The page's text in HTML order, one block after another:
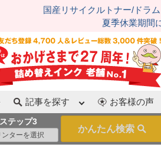
国産リサイクルトナー/ドラ
夏季休業期間
記事を探す お客様の声
ステップ3